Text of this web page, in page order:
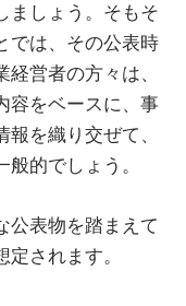
ましょう。そもそ
では、その公表時
営者の方々は、
容をベースに、事
を織り交ぜて、
的でしょう。
公表物を踏まえて
されます。